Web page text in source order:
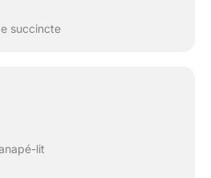
succincte
lit